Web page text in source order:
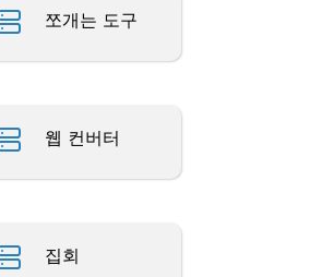
쪼개는 도구
웹 컨버터
집회